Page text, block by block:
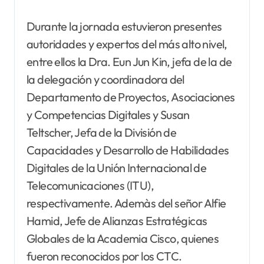
Durante la jornada estuvieron presentes
autoridades y expertos del más alto nivel,
entre ellos la Dra. Eun Jun Kin, jefa de la de
la delegación y coordinadora del
Departamento de Proyectos, Asociaciones
y Competencias Digitales y Susan
Teltscher, Jefa de la División de
Capacidades y Desarrollo de Habilidades
Digitales de la Unión Internacional de
Telecomunicaciones (ITU),
respectivamente. Ademàs del señor Alfie
Hamid, Jefe de Alianzas Estratégicas
Globales de la Academia Cisco, quienes
fueron reconocidos por los CTC.